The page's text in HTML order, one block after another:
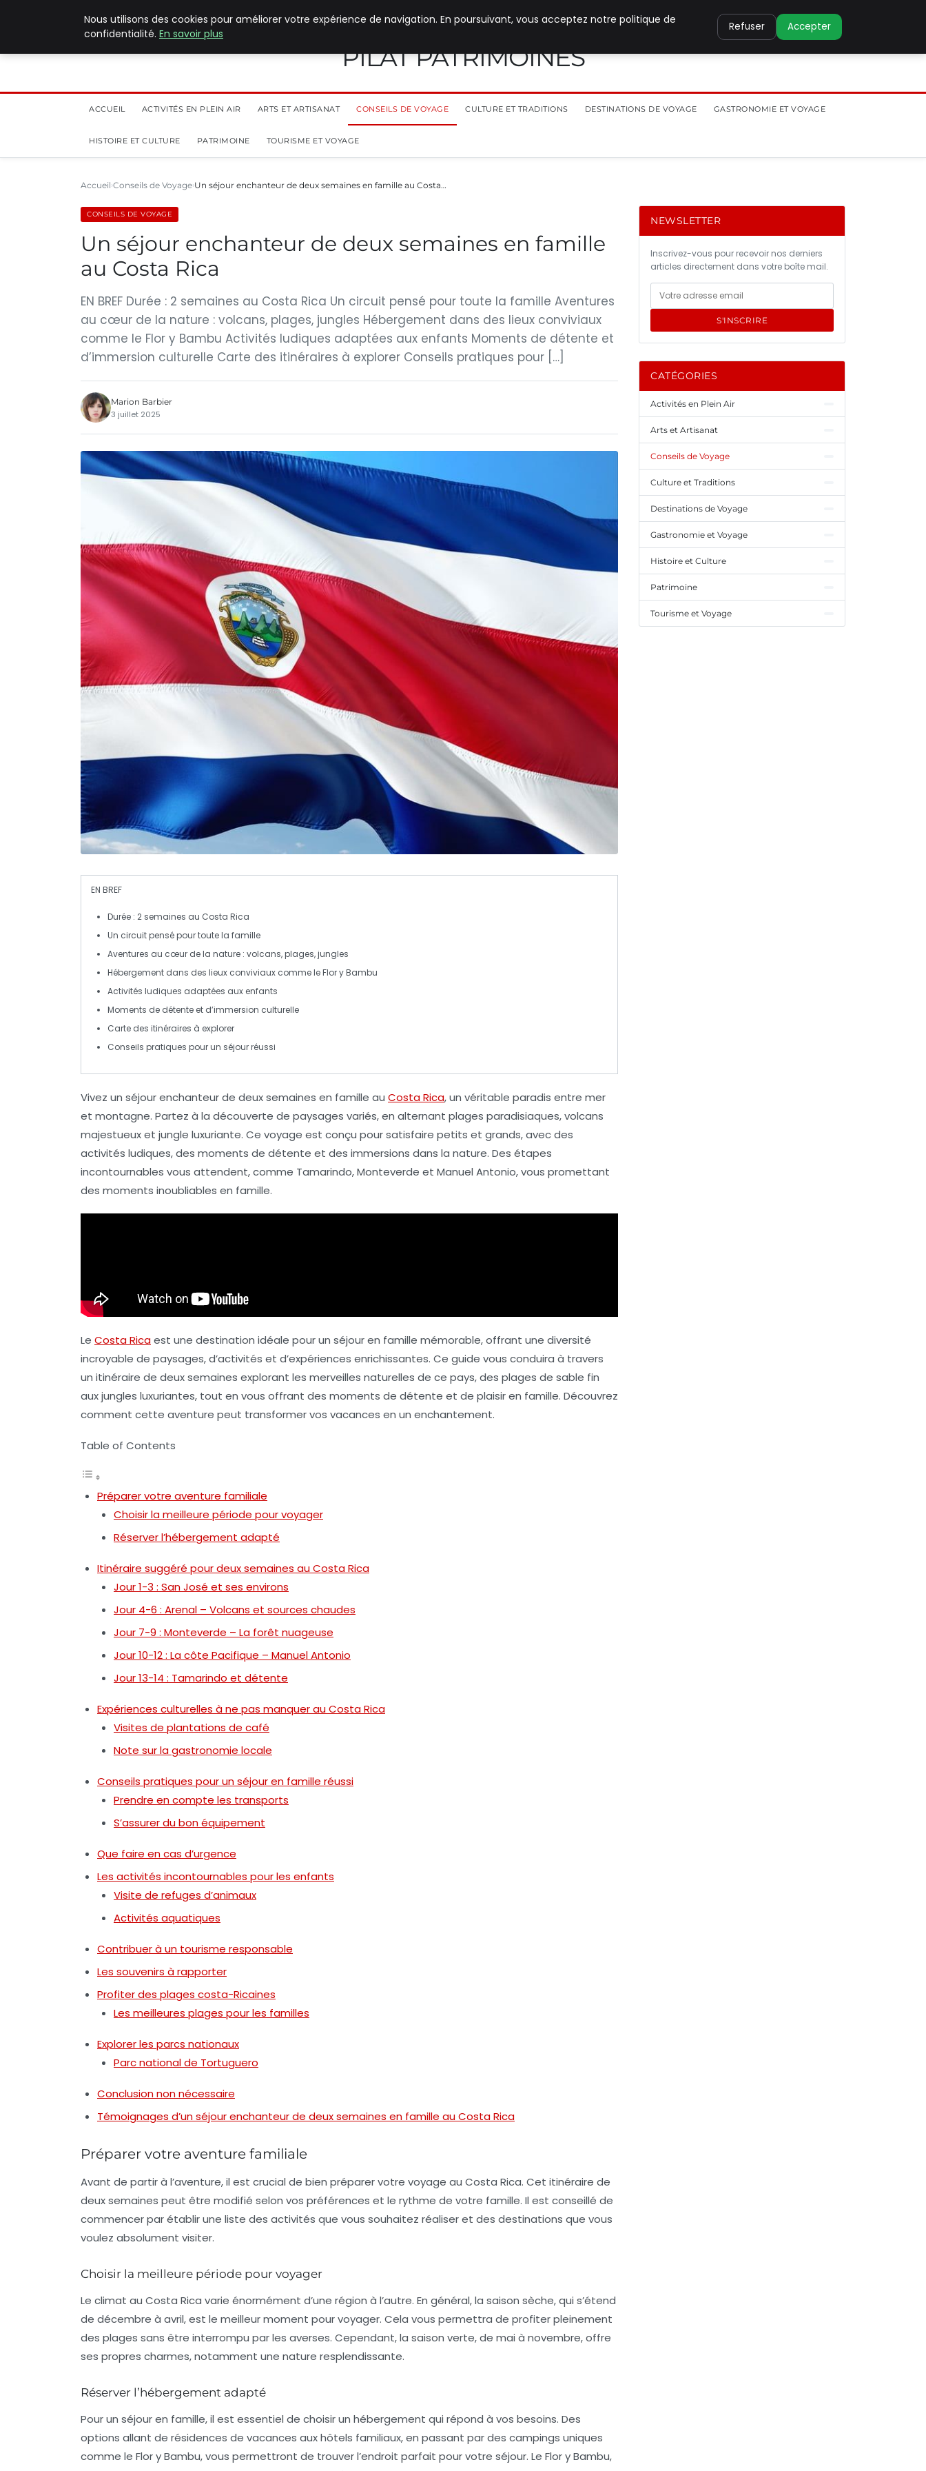
PILAT PATRIMOINES
ACCUEIL ACTIVITÉS EN PLEIN AIR ARTS ET ARTISANAT CONSEILS DE VOYAGE CULTURE ET TRADITIONS DESTINATIONS DE VOYAGE GASTRONOMIE ET VOYAGE
HISTOIRE ET CULTURE PATRIMOINE TOURISME ET VOYAGE
Accueil Conseils de Voyage Un séjour enchanteur de deux semaines en famille au Costa…
CONSEILS DE VOYAGE
Un séjour enchanteur de deux semaines en famille
au Costa Rica
EN BREF Durée : 2 semaines au Costa Rica Un circuit pensé pour toute la famille Aventures
au cœur de la nature : volcans, plages, jungles Hébergement dans des lieux conviviaux
comme le Flor y Bambu Activités ludiques adaptées aux enfants Moments de détente et
d’immersion culturelle Carte des itinéraires à explorer Conseils pratiques pour […]
Marion Barbier
3 juillet 2025
EN BREF
Durée : 2 semaines au Costa Rica
Un circuit pensé pour toute la famille
Aventures au cœur de la nature : volcans, plages, jungles
Hébergement dans des lieux conviviaux comme leFlor y Bambu
Activités ludiques adaptées aux enfants
Moments de détente et d’immersion culturelle
Carte des itinéraires à explorer
Conseils pratiques pour un séjour réussi
Vivez un séjour enchanteurde deux semaines en famille au Costa Rica, un véritable paradis entre mer
et montagne. Partez à la découverte de paysages variés, en alternant plages paradisiaques,volcans
majestueux et jungle luxuriante. Ce voyage est conçu pour satisfaire petits et grands, avec des
activités ludiques, des moments de détente et des immersions dans la nature. Des étapes
incontournables vous attendent, comme Tamarindo, Monteverde et Manuel Antonio, vous promettant
des moments inoubliables en famille.
Le Costa Ricaest une destination idéale pour un séjour en famille mémorable, offrant une diversité
incroyable de paysages, d’activités et d’expériences enrichissantes. Ce guide vous conduira à travers
un itinéraire de deux semaines explorant les merveilles naturelles de ce pays, des plages de sable fin
aux jungles luxuriantes, tout en vous offrant des moments de détente et de plaisir en famille. Découvrez
comment cette aventure peut transformer vos vacances en un enchantement.
Table of Contents
Préparer votre aventure familiale
Choisir la meilleure période pour voyager
Réserver l’hébergement adapté
Itinéraire suggéré pour deux semaines au Costa Rica
Jour 1-3 : San José et ses environs
Jour 4-6 : Arenal – Volcans et sources chaudes
Jour 7-9 : Monteverde – La forêt nuageuse
Jour 10-12 : La côte Pacifique – Manuel Antonio
Jour 13-14 : Tamarindo et détente
Expériences culturelles à ne pas manquer au Costa Rica
Visites de plantations de café
Note sur la gastronomie locale
Conseils pratiques pour un séjour en famille réussi
Prendre en compte les transports
S’assurer du bon équipement
Que faire en cas d’urgence
Les activités incontournables pour les enfants
Visite de refuges d’animaux
Activités aquatiques
Contribuer à un tourisme responsable
Les souvenirs à rapporter
Profiter des plages costa-Ricaines
Les meilleures plages pour les familles
Explorer les parcs nationaux
Parc national de Tortuguero
Conclusion non nécessaire
Témoignages d’un séjour enchanteur de deux semaines en famille au Costa Rica
Préparer votre aventure familiale
Avant de partir à l’aventure, il est crucial de bien préparer votre voyage au Costa Rica. Cet itinéraire de
deux semaines peut être modifié selon vos préférences et le rythme de votre famille. Il est conseillé de
commencer par établir une liste des activités que vous souhaitez réaliser et des destinations que vous
voulez absolument visiter.
Choisir la meilleure période pour voyager
Le climat au Costa Rica varie énormément d’une région à l’autre. En général, la saison sèche, qui s’étend
de décembre à avril, est le meilleur moment pour voyager. Cela vous permettra de profiter pleinement
des plages sans être interrompu par les averses. Cependant, la saison verte, de mai à novembre, offre
ses propres charmes, notamment une nature resplendissante.
Réserver l’hébergement adapté
Pour un séjour en famille, il est essentiel de choisir un hébergement qui répond à vos besoins. Des
options allant de résidences de vacances auxhôtels familiaux, en passant par des campings uniques
comme le Flor y Bambu, vous permettront de trouver l’endroit parfait pour votre séjour. Le Flor y Bambu,
NEWSLETTER
Inscrivez-vous pour recevoir nos derniers
articles directement dans votre boîte mail.
S'INSCRIRE
CATÉGORIES
Activités en Plein Air
Arts et Artisanat
Conseils de Voyage
Culture et Traditions
Destinations de Voyage
Gastronomie et Voyage
Histoire et Culture
Patrimoine
Tourisme et Voyage
Nous utilisons des cookies pour améliorer votre expérience de navigation. En poursuivant, vous acceptez notre politique de
confidentialité. En savoir plus
Refuser Accepter